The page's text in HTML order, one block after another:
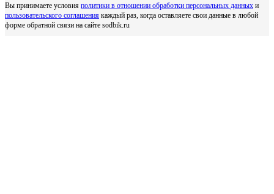
Вы принимаете условия политики в отношении обработки персональных данных и
пользовательского соглашения каждый раз, когда оставляете свои данные в любой
форме обратной связи на сайте sodbik.ru